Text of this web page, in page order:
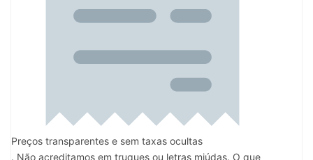
Preços transparentes e sem taxas ocultas
. Não acreditamos em truques ou letras miúdas. O que